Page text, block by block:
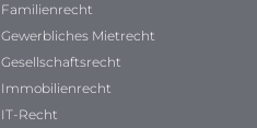
Familienrecht
Gewerbliches Mietrecht
Gesellschaftsrecht
Immobilienrecht
IT-Recht